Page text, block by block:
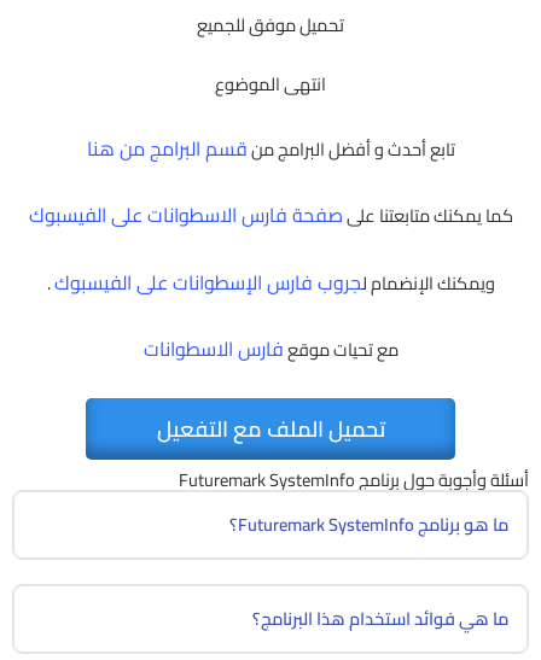
تحميل موفق للجميع
انتهى الموضوع
تابع أحدث و أفضل البرامج منقسم البرامج من هنا
كما يمكنك متابعتنا علىصفحة فارس الاسطوانات على الفيسبوك
ويمكنك الإنضمام لجروب فارس الإسطوانات على الفيسبوك.
مع تحيات موقعفارس الاسطوانات
تحميل الملف مع التفعيل
أسئلة وأجوبة حول برنامج Futuremark SystemInfo
ما هو برنامج Futuremark SystemInfo؟
ما هي فوائد استخدام هذا البرنامج؟